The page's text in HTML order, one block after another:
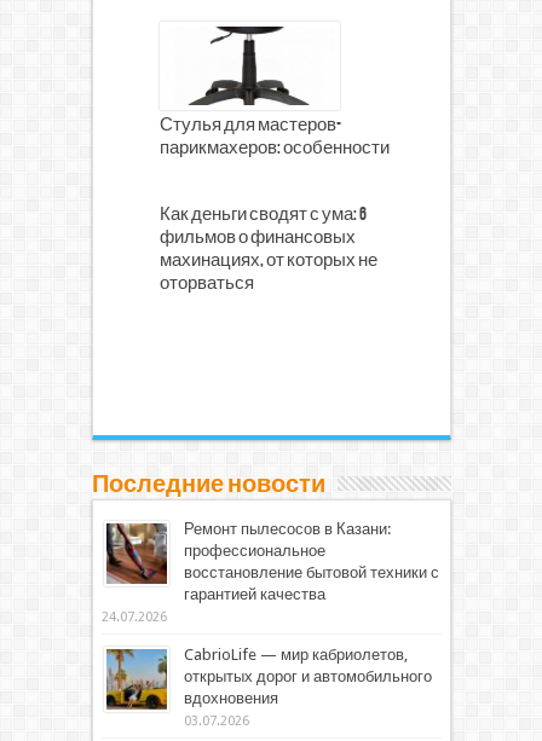
Стулья для мастеров-
парикмахеров: особенности
Как деньги сводят с ума: 6
фильмов о финансовых
махинациях, от которых не
оторваться
Последние новости
Ремонт пылесосов в Казани:
профессиональное
восстановление бытовой техники с
гарантией качества
24.07.2026
CabrioLife — мир кабриолетов,
открытых дорог и автомобильного
вдохновения
03.07.2026